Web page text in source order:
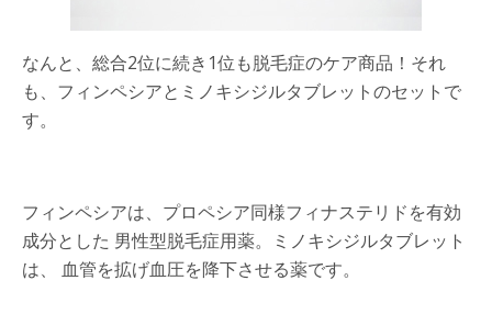
なんと、総合2位に続き1位も脱毛症のケア商品！それ
も、フィンペシアとミノキシジルタブレットのセットで
す。
フィンペシアは、プロペシア同様フィナステリドを有効
成分とした 男性型脱毛症用薬。ミノキシジルタブレット
は、 血管を拡げ血圧を降下させる薬です。